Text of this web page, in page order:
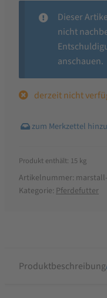
Dieser
nicht
anschauen.
derzeit nicht
Produkt enthält: 15 kg
Artikelnummer:
Kategorie: Pferdefutter
Produktbeschreibung